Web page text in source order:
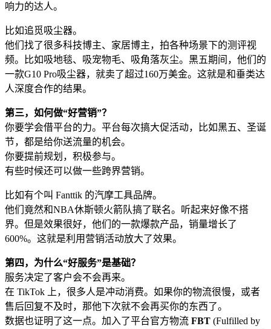
响力的达人。
比如追觅吸尘器。
他们找了很多科技博主、家居博主，拍各种场景下的测评视
频。比如吸地毯、吸宠物毛、吸角落灰尘。黑五期间，他们的
一款G10 Pro吸尘器，就卖了超过160万美金。这就是和垂类达
人深度合作的结果。
第三，如何做“好营销”？
你要学会借平台的力。平台每次搞大促活动，比如黑五、圣诞
节，都是给你送流量的机会。
你要提前规划，积极参与。
有些时候还可以做一些跨界营销。
比如有个叫 Fanttik 的汽摩工具品牌。
他们竟然和NBA休斯顿火箭队搞了联名。听起来好像不搭
界。但是效果很好，他们的一款爆款产品，销量增长了
600%。这就是利用营销活动放大了效果。
第四，为什么“好服务”是基础？
服务决定了客户会不会再来。
在 TikTok 上，很多人是冲动消费。如果你的物流很慢，或者
售后回复不及时，那他下次就不会再买你的东西了。
数据也证明了这一点。加入了平台官方物流 FBT (Fulfilled by